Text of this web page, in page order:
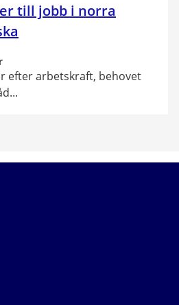
till jobb i norra
efter arbetskraft, behovet